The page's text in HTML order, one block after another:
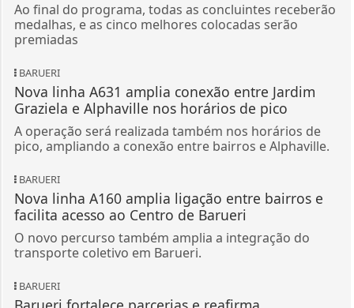
Ao final do programa, todas as concluintes receberão
medalhas, e as cinco melhores colocadas serão
premiadas
BARUERI
Nova linha A631 amplia conexão entre Jardim
Graziela e Alphaville nos horários de pico
A operação será realizada também nos horários de
pico, ampliando a conexão entre bairros e Alphaville.
BARUERI
Nova linha A160 amplia ligação entre bairros e
facilita acesso ao Centro de Barueri
O novo percurso também amplia a integração do
transporte coletivo em Barueri.
BARUERI